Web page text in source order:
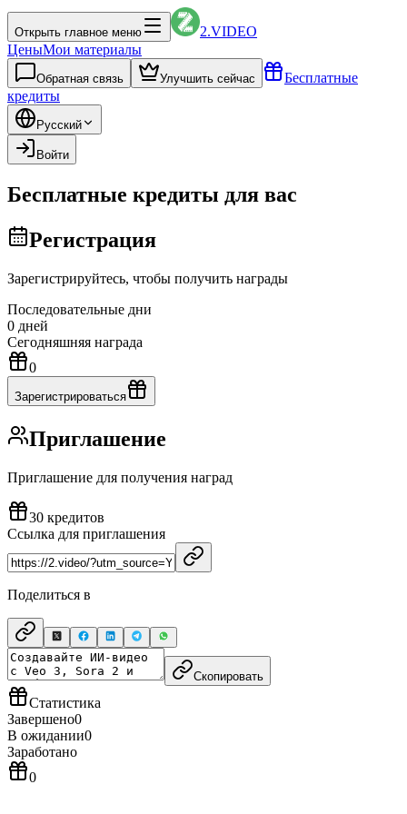
Открыть главное меню
2.VIDEO
ЦеныМои материалы
Обратная связь Улучшить сейчас
Бесплатные
кредиты
Русский
Войти
Бесплатные кредиты для вас
Регистрация
Зарегистрируйтесь, чтобы получить награды
Последовательные дни
0 дней
Сегодняшняя награда
0
Зарегистрироваться
Приглашение
Приглашение для получения наград
30 кредитов
Ссылка для приглашения
Поделиться в
Скопировать
Статистика
Завершено0
В ожидании0
Заработано
0